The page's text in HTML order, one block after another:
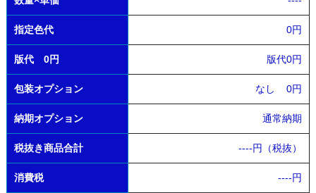
指定色代 0円
版代 0円 版代0円
包装オプション なし 0円
納期オプション 通常納期
税抜き商品合計 ----円（税抜）
消費税 ----円